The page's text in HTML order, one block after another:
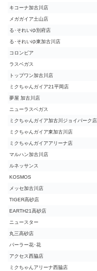
キコーナ加古川店
メガガイア土山店
る･それいゆ別府店
る･それいゆ東加古川店
コロンビア
ラスベガス
トップワン加古川店
ミクちゃんガイア21平岡店
夢屋 加古川店
ニューラスベガス
ミクちゃんガイア加古川ジョイパーク店
ミクちゃんガイア東加古川店
ミクちゃんガイアアリーナ店
マルハン加古川店
ルネッサンス
KOSMOS
メッセ加古川店
TIGER高砂店
EARTH21高砂店
ニュースター
丸三高砂店
パーラー花･花
アクセス西脇店
ミクちゃんアリーナ西脇店